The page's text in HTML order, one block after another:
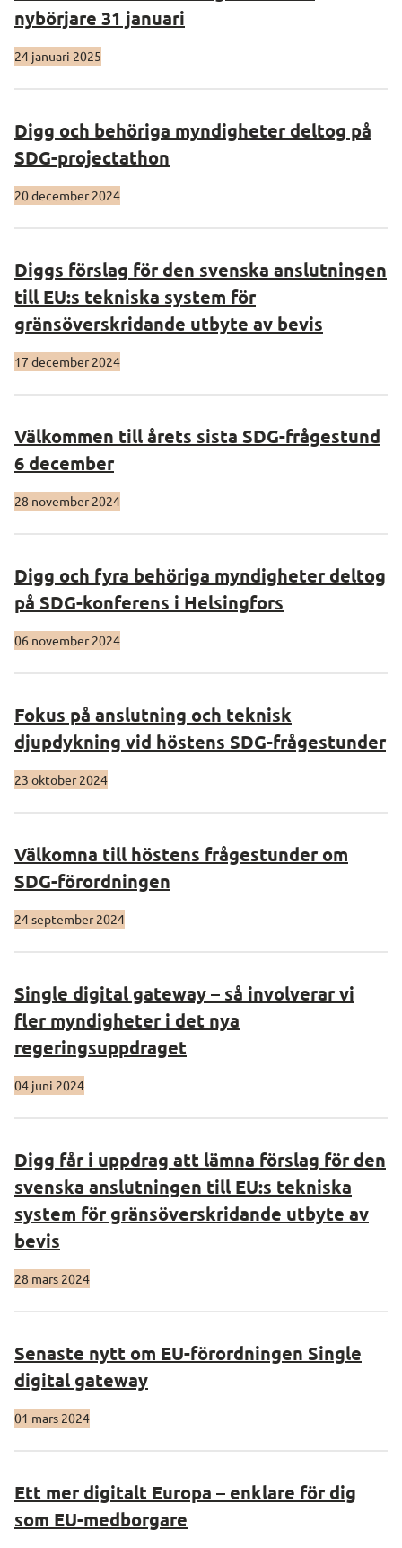
nybörjare 31 januari
24 januari 2025
Digg och behöriga myndigheter deltog på
SDG-projectathon
20 december 2024
Diggs förslag för den svenska anslutningen
till EU:s tekniska system för
gränsöverskridande utbyte av bevis
17 december 2024
Välkommen till årets sista SDG-frågestund
6 december
28 november 2024
Digg och fyra behöriga myndigheter deltog
på SDG-konferens i Helsingfors
06 november 2024
Fokus på anslutning och teknisk
djupdykning vid höstens SDG-frågestunder
23 oktober 2024
Välkomna till höstens frågestunder om
SDG-förordningen
24 september 2024
Single digital gateway – så involverar vi
fler myndigheter i det nya
regeringsuppdraget
04 juni 2024
Digg får i uppdrag att lämna förslag för den
svenska anslutningen till EU:s tekniska
system för gränsöverskridande utbyte av
bevis
28 mars 2024
Senaste nytt om EU-förordningen Single
digital gateway
01 mars 2024
Ett mer digitalt Europa – enklare för dig
som EU-medborgare